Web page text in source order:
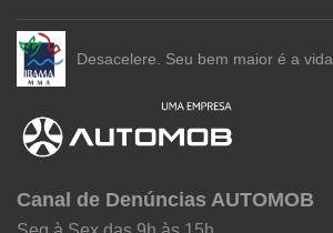
Desacelere. Seu bem maior é a vida.
Canal de Denúncias AUTOMOB